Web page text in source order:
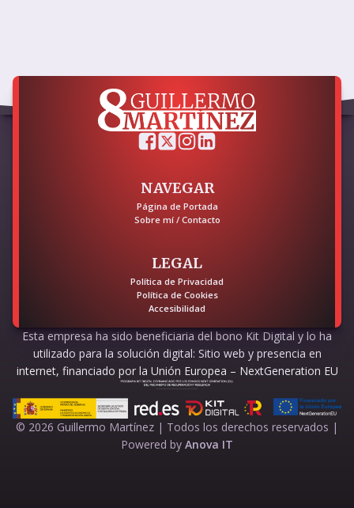
NAVEGAR
Página de Portada
Sobre mí / Contacto
LEGAL
Política de Privacidad
Política de Cookies
Accesibilidad
Esta empresa ha sido beneficiaria del bono Kit Digital y lo ha
utilizado para la solución digital: Sitio web y presencia en
internet, financiado por la Unión Europea – NextGeneration EU
© 2026 Guillermo Martínez | Todos los derechos reservados |
Powered by Anova IT